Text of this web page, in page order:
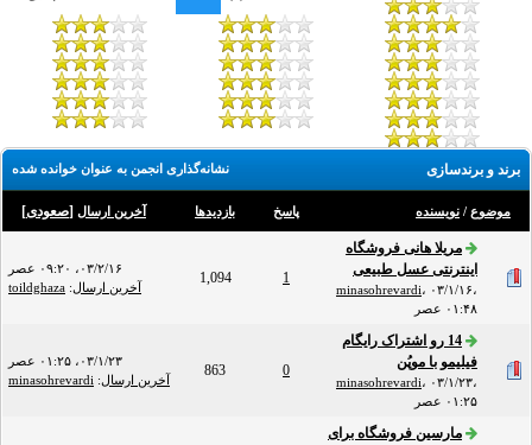
نشانه‌گذاری انجمن به عنوان خوانده شده برند و برندسازی
موضوع / نویسنده پاسخ بازدید‌ها آخرین ارسال [صعودی]
مریلا هانی فروشگاه
اینترنتی عسل طبیعی
minasohrevardi، ۰۳/۱/۱۶،
۰۱:۴۸ عصر
1
1,094
۰۳/۲/۱۶، ۰۹:۲۰ عصر
آخرین ارسال:
toildghaza
14 رو اشتراک رایگام
فیلیمو با موپُن
minasohrevardi، ۰۳/۱/۲۳،
۰۱:۲۵ عصر
0
863
۰۳/۱/۲۳، ۰۱:۲۵ عصر
آخرین ارسال:
minasohrevardi
مارسین فروشگاه برای